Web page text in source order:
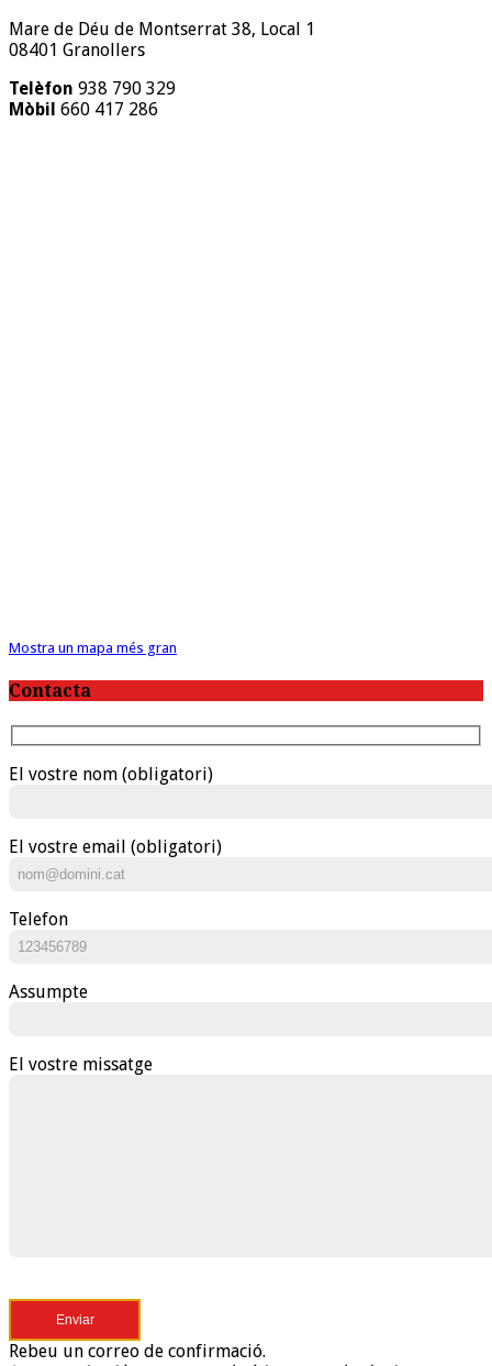
Mare de Déu de Montserrat 38, Local 1
08401 Granollers
Telèfon 938 790 329
Mòbil 660 417 286
Mostra un mapa més gran
Contacta
El vostre nom (obligatori)
El vostre email (obligatori)
Telefon
Assumpte
El vostre missatge
Rebeu un correo de confirmació.